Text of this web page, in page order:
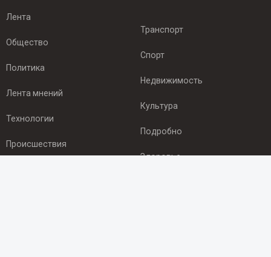
Лента
Общество
Политика
Лента мнений
Технологии
Происшествия
Транспорт
Спорт
Недвижимость
Культура
Подробно
Здоровье